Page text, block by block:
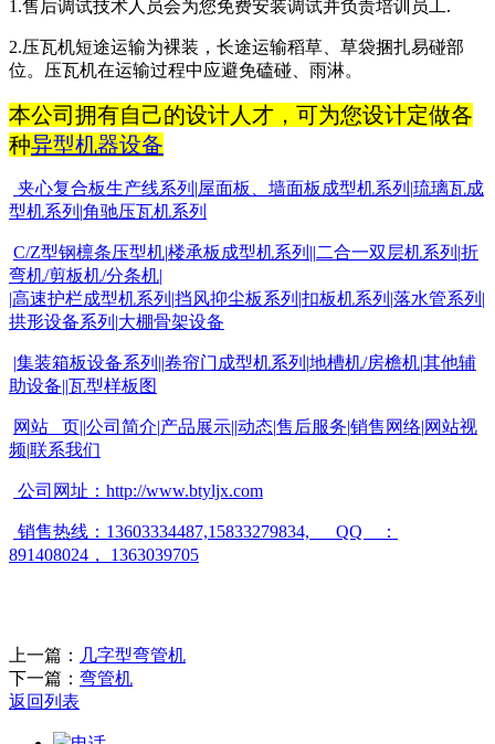
1.售后调试技术人员会为您免费安装调试并负责培训员工.
2.压瓦机短途运输为裸装，长途运输稻草、草袋捆扎易碰部
位。压瓦机在运输过程中应避免磕碰、雨淋。
本公司拥有自己的设计人才，可为您设计定做各
种异型机器设备
夹心复合板生产线系列 |屋面板 、墙面板成型机系列 |琉璃瓦成
型机系列 |角驰压瓦机系列
C/Z型钢檩条压型机|楼承板成型机系列 ||二合一双层机系列 |折
弯机/剪板机/分条机|
|高速护栏成型机系列 |挡风抑尘板系列 |扣板机系列 |落水管系列 |
拱形设备系列 |大棚骨架设备
|集装箱板设备系列 ||卷帘门成型机系列 |地槽机/房檐机|其他辅
助设备||瓦型样板图
网站 页||公司简介|产品展示||动态|售后服务|销售网络|网站视
频|联系我们
公司网址： http://www.btyljx.com
销售热线： 13603334487,15833279834, QQ
：
891408024 ， 1363039705
上一篇： 几字型弯管机
下一篇： 弯管机
返回列表